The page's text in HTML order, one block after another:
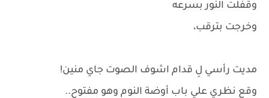
وقفلت النور بسرعه
وخرجت بترقب،
مديت رأسي لِ قدام اشوف الصوت جاي منين!
وقع نظري علي باب أوضة النوم وهو مفتوح..